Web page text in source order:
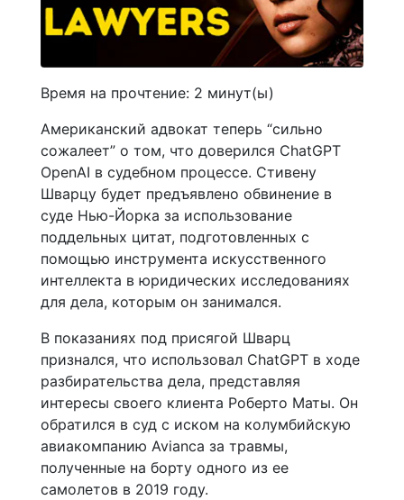
Время на прочтение: 2 минут(ы)
Американский адвокат теперь “сильно
сожалеет” о том, что доверился ChatGPT
OpenAI в судебном процессе. Стивену
Шварцу будет предъявлено обвинение в
суде Нью-Йорка за использование
поддельных цитат, подготовленных с
помощью инструмента искусственного
интеллекта в юридических исследованиях
для дела, которым он занимался.
В показаниях под присягой Шварц
признался, что использовал ChatGPT в ходе
разбирательства дела, представляя
интересы своего клиента Роберто Маты. Он
обратился в суд с иском на колумбийскую
авиакомпанию Avianca за травмы,
полученные на борту одного из ее
самолетов в 2019 году.